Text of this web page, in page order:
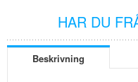
HAR DU
Beskrivning